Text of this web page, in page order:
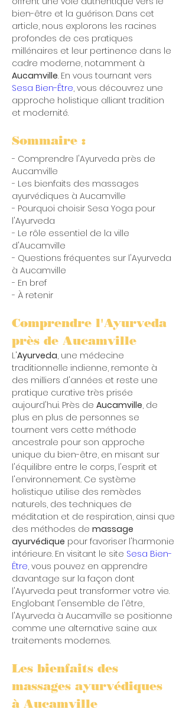
bien-être et la guérison. Dans cet
article, nous explorons les racines
profondes de ces pratiques
millénaires et leur pertinence dans le
cadre moderne, notamment à
Aucamville. En vous tournant vers
Sesa Bien-Être, vous découvrez une
approche holistique alliant tradition
et modernité.
Sommaire :
- Comprendre l'Ayurveda près de
Aucamville
- Les bienfaits des massages
ayurvédiques à Aucamville
- Pourquoi choisir Sesa Yoga pour
l'Ayurveda
- Le rôle essentiel de la ville
d'Aucamville
- Questions fréquentes sur l'Ayurveda
à Aucamville
- En bref
- À retenir
Comprendre l'Ayurveda
près de Aucamville
L'Ayurveda, une médecine
traditionnelle indienne, remonte à
des milliers d'années et reste une
pratique curative très prisée
aujourd'hui. Près de Aucamville, de
plus en plus de personnes se
tournent vers cette méthode
ancestrale pour son approche
unique du bien-être, en misant sur
l'équilibre entre le corps, l'esprit et
l'environnement. Ce système
holistique utilise des remèdes
naturels, des techniques de
méditation et de respiration, ainsi que
des méthodes de massage
ayurvédique pour favoriser l'harmonie
intérieure. En visitant le site Sesa Bien-
Être, vous pouvez en apprendre
davantage sur la façon dont
l'Ayurveda peut transformer votre vie.
Englobant l'ensemble de l'être,
l'Ayurveda à Aucamville se positionne
comme une alternative saine aux
traitements modernes.
Les bienfaits des
massages ayurvédiques
à Aucamville